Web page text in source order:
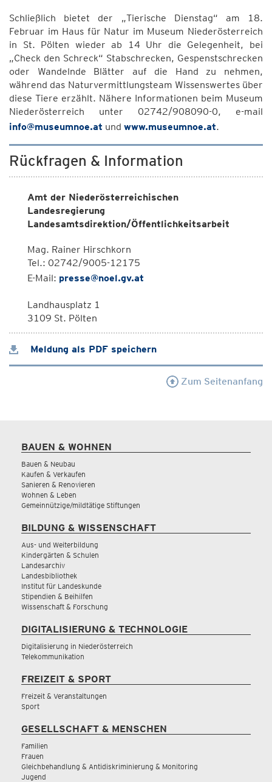
Schließlich bietet der „Tierische Dienstag“ am 18.
Februar im Haus für Natur im Museum Niederösterreich
in St. Pölten wieder ab 14 Uhr die Gelegenheit, bei
„Check den Schreck“ Stabschrecken, Gespenstschrecken
oder Wandelnde Blätter auf die Hand zu nehmen,
während das Naturvermittlungsteam Wissenswertes über
diese Tiere erzählt. Nähere Informationen beim Museum
Niederösterreich unter 02742/908090-0, e-mail
info@museumnoe.at und www.museumnoe.at.
Rückfragen & Information
Amt der Niederösterreichischen
Landesregierung
Landesamtsdirektion/Öffentlichkeitsarbeit
Mag. Rainer Hirschkorn
Tel.: 02742/9005-12175
E-Mail: presse@noel.gv.at
Landhausplatz 1
3109 St. Pölten
Meldung als PDF speichern
Zum Seitenanfang
BAUEN & WOHNEN
Bauen & Neubau
Kaufen & Verkaufen
Sanieren & Renovieren
Wohnen & Leben
Gemeinnützige/mildtätige Stiftungen
BILDUNG & WISSENSCHAFT
Aus- und Weiterbildung
Kindergärten & Schulen
Landesarchiv
Landesbibliothek
Institut für Landeskunde
Stipendien & Beihilfen
Wissenschaft & Forschung
DIGITALISIERUNG & TECHNOLOGIE
Digitalisierung in Niederösterreich
Telekommunikation
FREIZEIT & SPORT
Freizeit & Veranstaltungen
Sport
GESELLSCHAFT & MENSCHEN
Familien
Frauen
Gleichbehandlung & Antidiskriminierung & Monitoring
Jugend